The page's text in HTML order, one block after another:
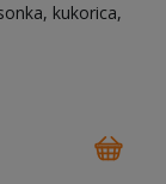
kukorica